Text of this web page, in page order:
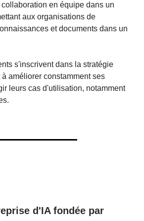
en équipe dans un
aux organisations de
et documents dans un
s'inscrivent dans la stratégie
améliorer constamment ses
leurs cas d'utilisation, notamment
d'IA fondée par